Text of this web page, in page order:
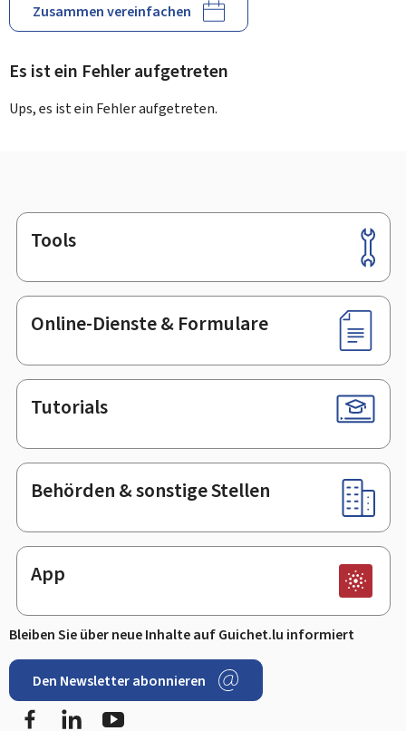
Zusammen vereinfachen
Es ist ein Fehler aufgetreten
Ups, es ist ein Fehler aufgetreten.
Footer
Tools
Online-Dienste & Formulare
Tutorials
Behörden & sonstige Stellen
App
Bleiben Sie über neue Inhalte auf Guichet.lu informiert
Den Newsletter abonnieren
FacebookLinkedIn